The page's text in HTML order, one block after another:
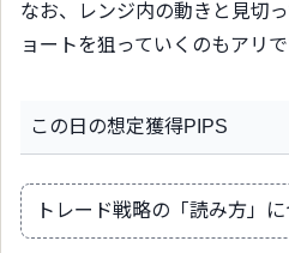
なお、レンジ内の動きと見切
ョートを狙っていくのもアリで
この日の想定獲得PIPS
トレード戦略の「読み方」